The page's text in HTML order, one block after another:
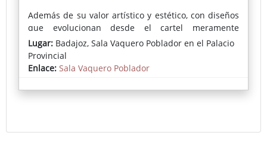
Además de su valor artístico y estético, con diseños
que evolucionan desde el cartel meramente
informativo hasta propuestas gráficas más coloristas
y elaboradas, estos documentos ofrecen un valioso
testimonio de los usos sociales, costumbres y
Lugar: Badajoz, Sala Vaquero Poblador en el Palacio
Provincial
Enlace: Sala Vaquero Poblador